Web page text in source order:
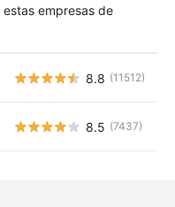
empresas de
8.8 (11512)
8.5 (7437)